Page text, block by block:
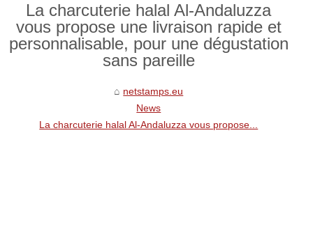
La charcuterie halal Al-Andaluzza
vous propose une livraison rapide et
personnalisable, pour une dégustation
sans pareille
netstamps.eu
News
La charcuterie halal Al-Andaluzza vous propose...